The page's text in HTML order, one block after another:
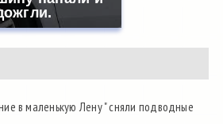
в маленькую Лену " сняли подводные